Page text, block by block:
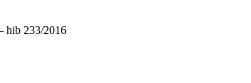
hib 233/2016